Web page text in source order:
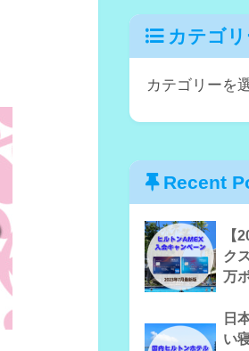
カテゴリ
Recent
【
ク
万
日
い